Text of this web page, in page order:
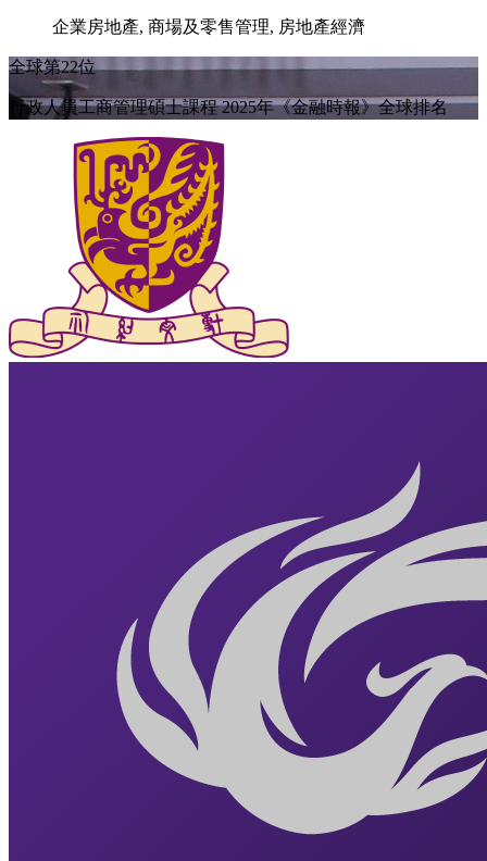
企業房地產, 商場及零售管理, 房地產經濟
全球第22位
行政人員工商管理碩士課程 2025年《金融時報》全球排名